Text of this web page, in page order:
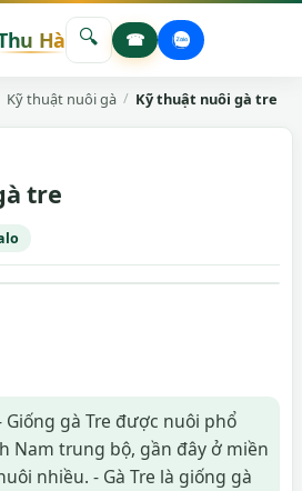
Hà 🔍 ☎
Kỹ thuật nuôi gà Kỹ thuật nuôi gà tre
tre
Giống gà Tre được nuôi phổ
Nam trung bộ, gần đây ở miền
nhiều. - Gà Tre là giống gà